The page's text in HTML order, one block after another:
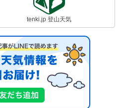
tenki.jp 登山天気